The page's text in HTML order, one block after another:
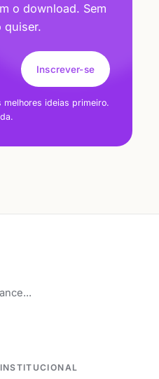
o download. Sem
quiser.
Inscrever-se
ideias primeiro.
INSTITUCIONAL